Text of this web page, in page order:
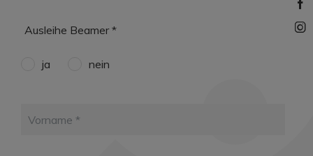
Ausleihe Beamer
ja nein
Vorname